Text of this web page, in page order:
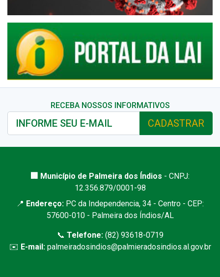
RECEBA NOSSOS INFORMATIVOS
CADASTRAR
🏢 Município de Palmeira dos Índios - CNPJ:
12.356.879/0001-98
📍 Endereço: PC da Independencia, 34 - Centro - CEP:
57600-010 - Palmeira dos Índios/AL
📞 Telefone:(82) 93618-0719
✉️ E-mail: palmeiradosindios@palmieradosindios.al.gov.br